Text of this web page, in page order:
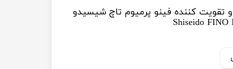
تقویت کننده فینو پرمیوم تاچ شیسیدو
Shiseido